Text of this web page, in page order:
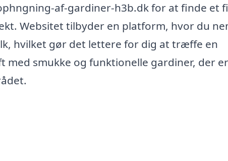
af-gardiner-h3b.dk for at finde et
Websitet tilbyder en platform, hvor du
hvilket gør det lettere for dig at træffe en
smukke og funktionelle gardiner, der er